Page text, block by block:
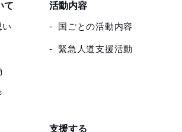
て 活動内容
国ごとの活動内容
緊急人道支援活動
支援する